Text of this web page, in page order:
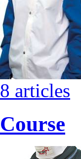
8 articles
Course